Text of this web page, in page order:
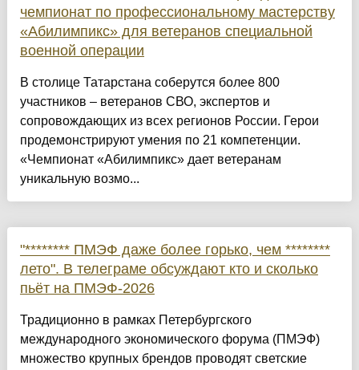
чемпионат по профессиональному мастерству
«Абилимпикс» для ветеранов специальной
военной операции
В столице Татарстана соберутся более 800
участников – ветеранов СВО, экспертов и
сопровождающих из всех регионов России. Герои
продемонстрируют умения по 21 компетенции.
«Чемпионат «Абилимпикс» дает ветеранам
уникальную возмо...
"******** ПМЭФ даже более горько, чем ********
лето". В телеграме обсуждают кто и сколько
пьёт на ПМЭФ-2026
Традиционно в рамках Петербургского
международного экономического форума (ПМЭФ)
множество крупных брендов проводят светские